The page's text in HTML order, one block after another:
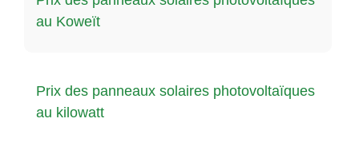
au Koweït
Prix ​​des panneaux solaires photovoltaïques
au kilowatt